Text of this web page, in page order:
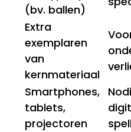
(bv. ballen)
Extra
exemplaren
van
kernmateriaal
Smartphones,
tablets,
projectoren